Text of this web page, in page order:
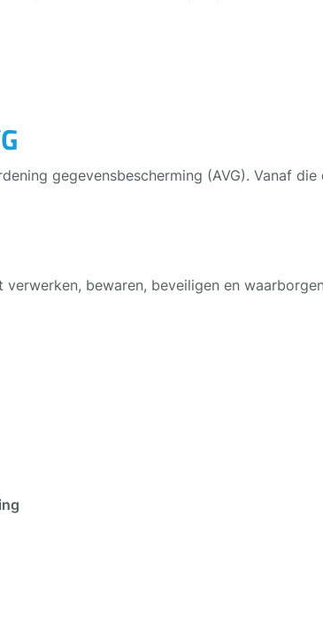
gegevensbescherming (AVG). Vanaf
bewaren, beveiligen en